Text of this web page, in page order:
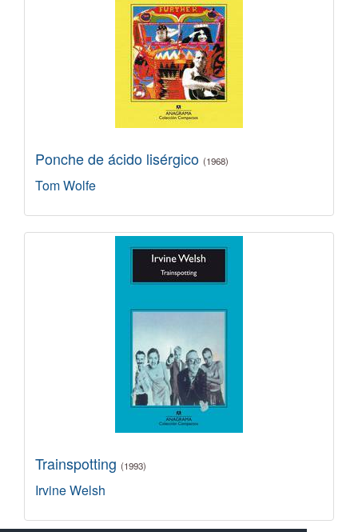
Ponche de ácido lisérgico (1968)
Tom Wolfe
Trainspotting (1993)
Irvine Welsh